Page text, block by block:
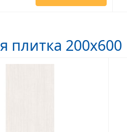
плитка 200x600